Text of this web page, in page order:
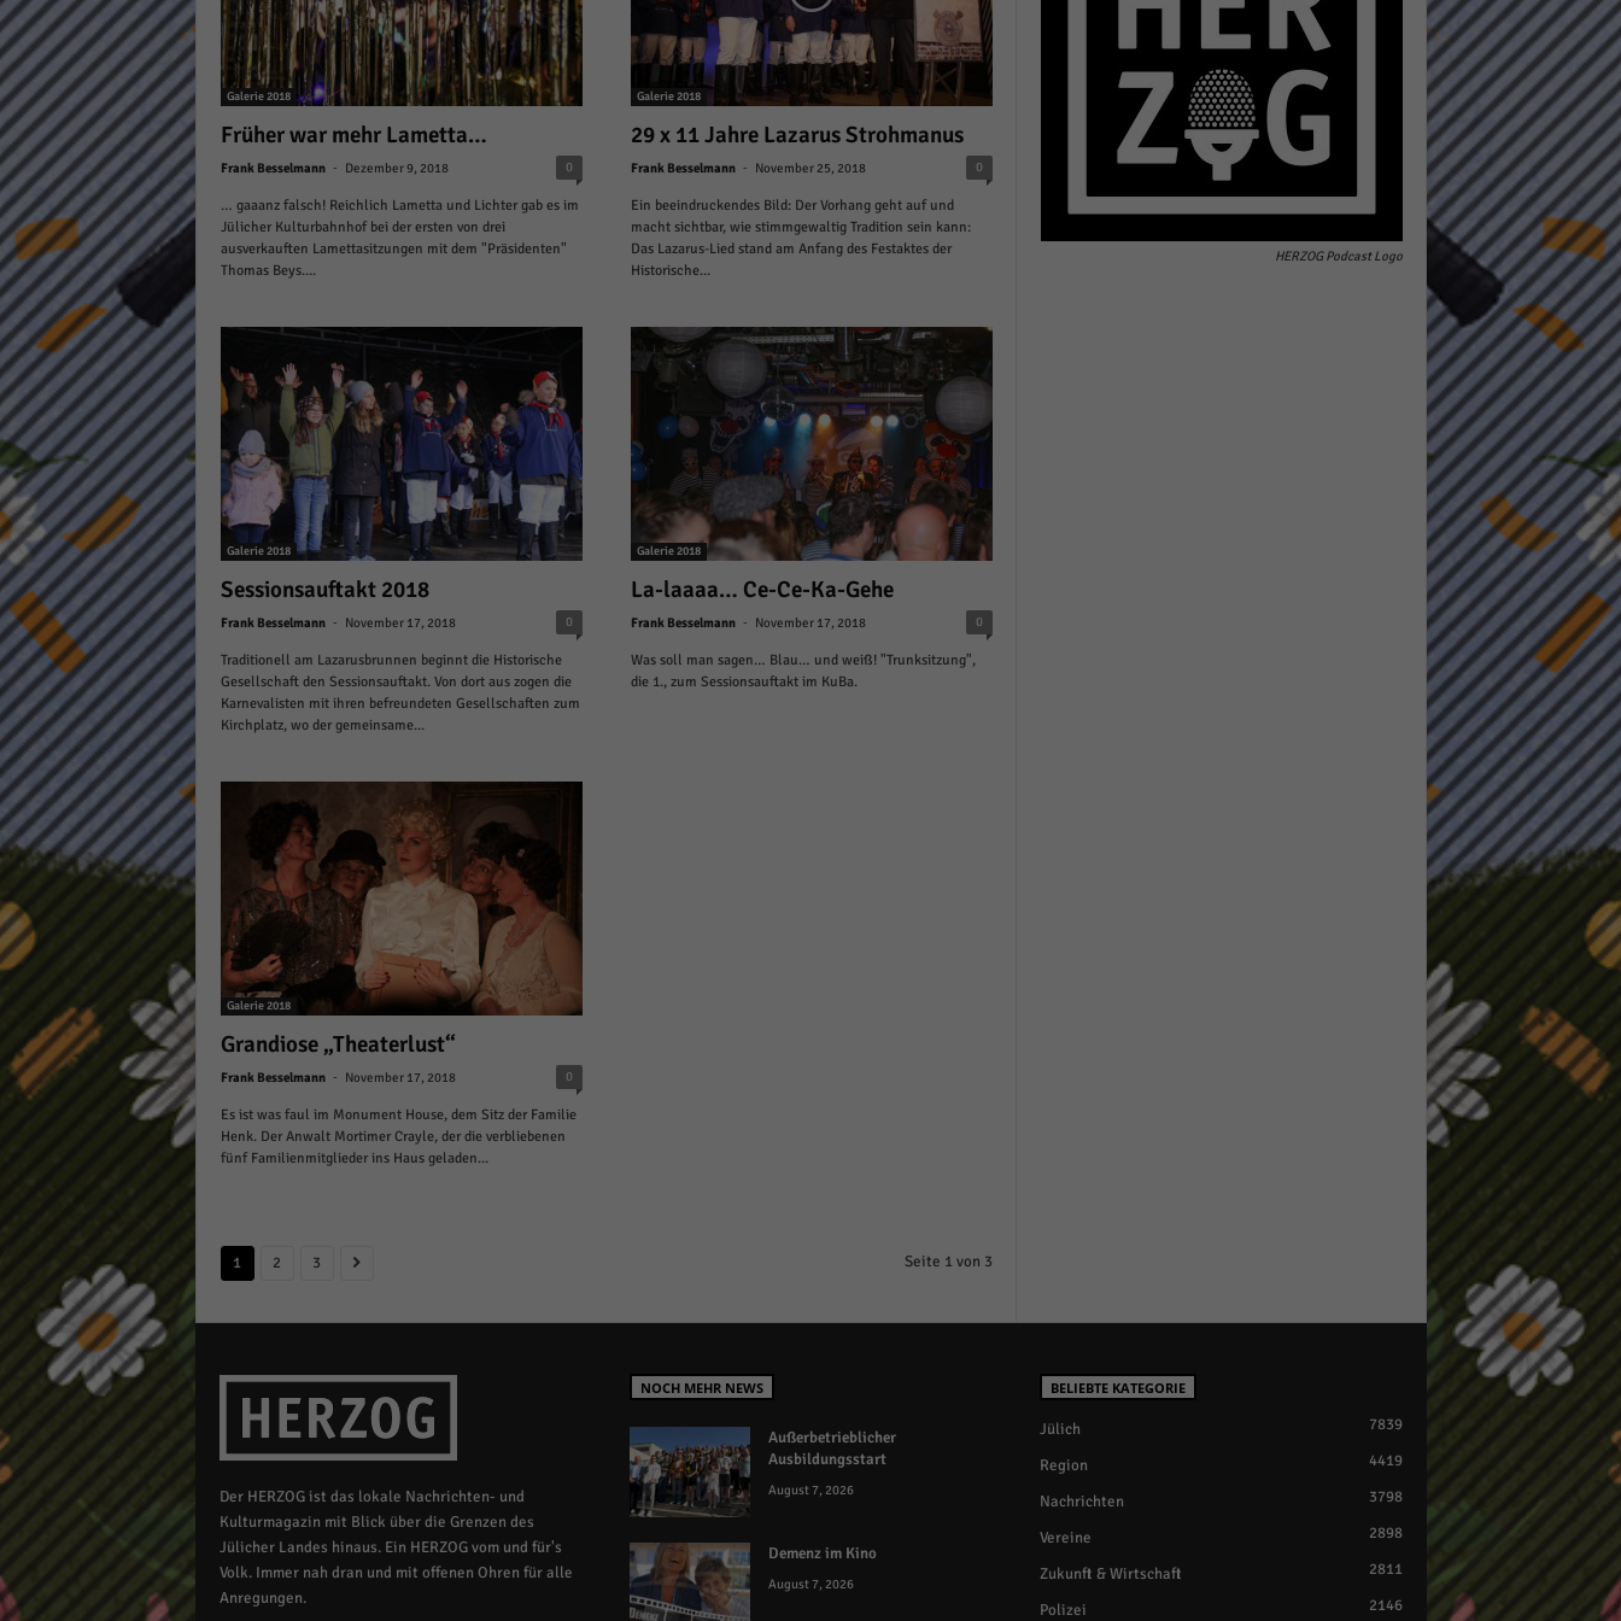
Galerie 2018
Früher war mehr Lametta…
Frank Besselmann - Dezember 9, 2018 0
… gaaanz falsch! Reichlich Lametta und Lichter gab es im
Jülicher Kulturbahnhof bei der ersten von drei
ausverkauften Lamettasitzungen mit dem "Präsidenten"
Thomas Beys....
Galerie 2018
29 x 11 Jahre Lazarus Strohmanus
Frank Besselmann - November 25, 2018 0
Ein beeindruckendes Bild: Der Vorhang geht auf und
macht sichtbar, wie stimmgewaltig Tradition sein kann:
Das Lazarus-Lied stand am Anfang des Festaktes der
Historische...
Galerie 2018
Sessionsauftakt 2018
Frank Besselmann - November 17, 2018 0
Traditionell am Lazarusbrunnen beginnt die Historische
Gesellschaft den Sessionsauftakt. Von dort aus zogen die
Karnevalisten mit ihren befreundeten Gesellschaften zum
Kirchplatz, wo der gemeinsame...
Galerie 2018
La-laaaa… Ce-Ce-Ka-Gehe
Frank Besselmann - November 17, 2018 0
Was soll man sagen… Blau… und weiß! "Trunksitzung",
die 1., zum Sessionsauftakt im KuBa.
Galerie 2018
Grandiose „Theaterlust“
Frank Besselmann - November 17, 2018 0
Es ist was faul im Monument House, dem Sitz der Familie
Henk. Der Anwalt Mortimer Crayle, der die verbliebenen
fünf Familienmitglieder ins Haus geladen...
1 2 3 Seite 1 von 3
HERZOG Podcast Logo
Der HERZOG ist das lokale Nachrichten- und
Kulturmagazin mit Blick über die Grenzen des
Jülicher Landes hinaus. Ein HERZOG vom und für's
Volk. Immer nah dran und mit offenen Ohren für alle
Anregungen.
NOCH MEHR NEWS
Außerbetrieblicher
Ausbildungsstart
August 7, 2026
Demenz im Kino
August 7, 2026
BELIEBTE KATEGORIE
Jülich 7839
Region 4419
Nachrichten 3798
Vereine 2898
Zukunft & Wirtschaft 2811
Polizei 2146
keiner manuellen Einwilligung mehr.
Cookie-Informationen anzeigen
powered by Borlabs Cookie Datenschutzerklärung Impressum